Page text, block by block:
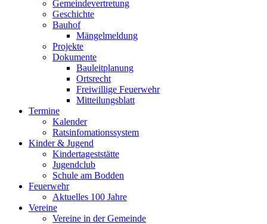
Gemeindevertretung
Geschichte
Bauhof
Mängelmeldung
Projekte
Dokumente
Bauleitplanung
Ortsrecht
Freiwillige Feuerwehr
Mitteilungsblatt
Termine
Kalender
Ratsinfomationssystem
Kinder & Jugend
Kindertageststätte
Jugendclub
Schule am Bodden
Feuerwehr
Aktuelles 100 Jahre
Vereine
Vereine in der Gemeinde